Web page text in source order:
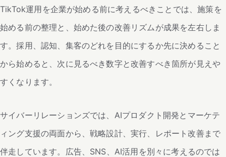
TikTok運用を企業が始める前に考えるべきことでは、施策を
始める前の整理と、始めた後の改善リズムが成果を左右しま
す。採用、認知、集客のどれを目的にするか先に決めること
から始めると、次に見るべき数字と改善すべき箇所が見えや
すくなります。
サイバーリレーションズでは、AIプロダクト開発とマーケテ
ィング支援の両面から、戦略設計、実行、レポート改善まで
伴走しています。広告、SNS、AI活用を別々に考えるのでは